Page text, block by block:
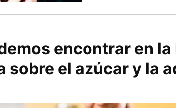
encontrar en
sobre el azúcar y la